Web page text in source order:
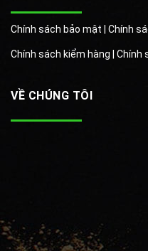
Chính sách bảo mật | Chính
Chính sách kiểm hàng | Chính
VỀ CHÚNG TÔI